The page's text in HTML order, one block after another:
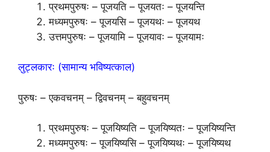
प्रथमपुरुषः – पूजयति – पूजयतः – पूजयन्ति
मध्यमपुरुषः – पूजयसि – पूजयथः – पूजयथ
उत्तमपुरुषः – पूजयामि – पूजयावः – पूजयामः
लुट्लकारः (सामान्य भविष्यत्काल)
पुरुषः – एकवचनम् – द्विवचनम् – बहुवचनम्
प्रथमपुरुषः – पूजयिष्यति – पूजयिष्यतः – पूजयिष्यन्ति
मध्यमपुरुषः – पूजयिष्यसि – पूजयिष्यथः – पूजयिष्यथ